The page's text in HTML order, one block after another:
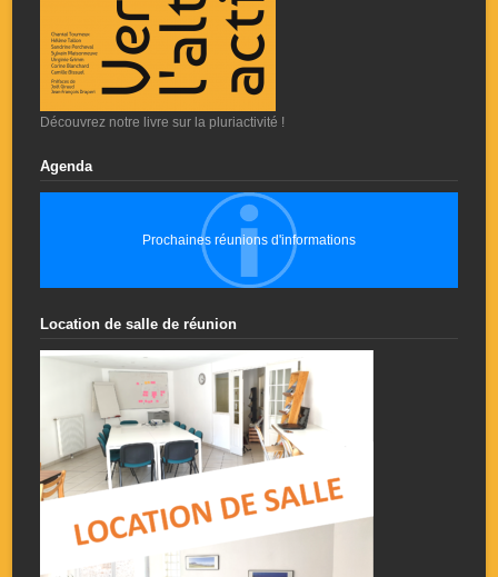
Découvrez notre livre sur la pluriactivité !
Agenda
Prochaines réunions d'informations
Location de salle de réunion